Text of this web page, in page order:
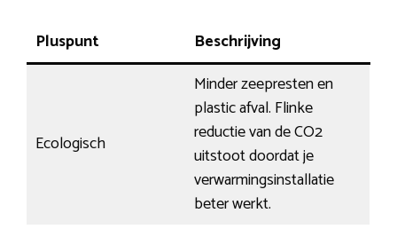
Pluspunt Beschrijving
Ecologisch
Minder zeepresten en
plastic afval. Flinke
reductie van de CO2
uitstoot doordat je
verwarmingsinstallatie
beter werkt.